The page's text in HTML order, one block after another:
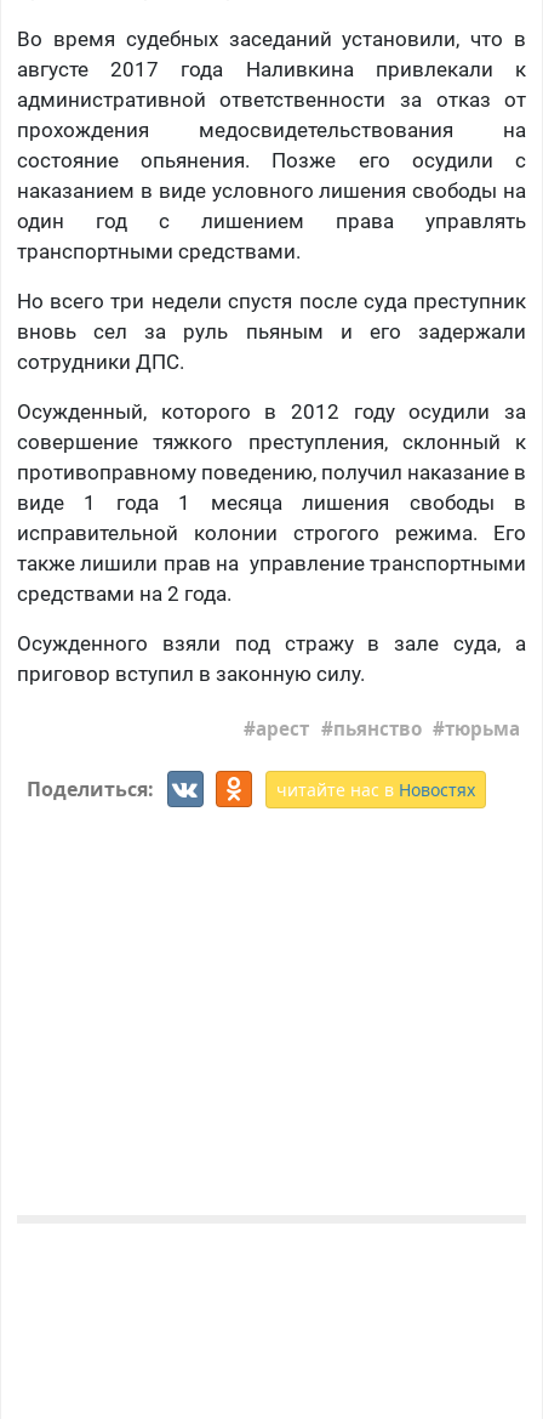
Во время судебных заседаний установили, что в
августе 2017 года Наливкина привлекали к
административной ответственности за отказ от
прохождения медосвидетельствования на
состояние опьянения. Позже его осудили с
наказанием в виде условного лишения свободы на
один год с лишением права управлять
транспортными средствами.
Но всего три недели спустя после суда преступник
вновь сел за руль пьяным и его задержали
сотрудники ДПС.
Осужденный, которого в 2012 году осудили за
совершение тяжкого преступления, склонный к
противоправному поведению, получил наказание в
виде 1 года 1 месяца лишения свободы в
исправительной колонии строгого режима. Его
также лишили прав на управление транспортными
средствами на 2 года.
Осужденного взяли под стражу в зале суда, а
приговор вступил в законную силу.
арест пьянство тюрьма
Поделиться: читайте нас в Новостях